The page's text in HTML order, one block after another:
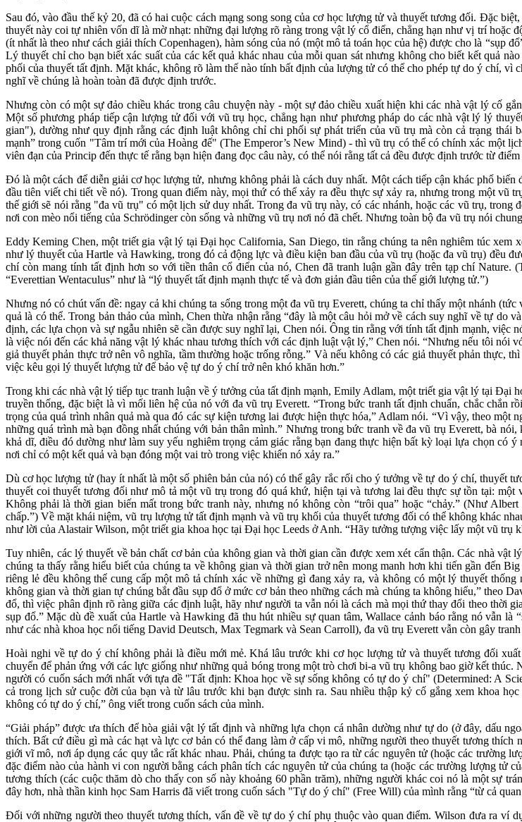
Sau đó, vào đầu thế kỷ 20, đã có hai cuộc cách mạng song song của cơ học lượng tử và thuyết tương đối. Đặc
thuyết này coi tự nhiên vốn dĩ là mờ nhạt: những đại lượng rõ ràng trong vật lý cổ điển, chẳng hạn như vị trí
(ít nhất là theo như cách giải thích Copenhagen), hàm sóng của nó (một mô tả toán học của hệ) được cho là “sụp
Lý thuyết chỉ cho bạn biết xác suất của các kết quả khác nhau của mỗi quan sát nhưng không cho biết kết quả
phối của thuyết tất định. Mặt khác, không rõ làm thế nào tính bất định của lượng tử có thể cho phép tự do ý chí,
nghĩ về chúng là hoàn toàn đã được định trước.
Nhưng còn có một sự đảo chiều khác trong câu chuyện này - một sự đảo chiều xuất hiện khi các nhà vật lý cố
Một số phương pháp tiếp cận lượng tử đối với vũ trụ học, chẳng hạn như phương pháp do các nhà vật lý lý
gian"), dường như quy định rằng các định luật không chỉ chi phối sự phát triển của vũ trụ mà còn cả trạng thái
mạnh” trong cuốn "Tâm trí mới của Hoàng đế" (The Emperor’s New Mind) - thì vũ trụ có thể có chính xác một
viên đạn của Princip đến thực tế rằng bạn hiện đang đọc câu này, có thể nói rằng tất cả đều được định trước từ
Đó là một cách để diễn giải cơ học lượng tử, nhưng không phải là cách duy nhất. Một cách tiếp cận khác phổ
đầu tiên viết chi tiết về nó). Trong quan điểm này, mọi thứ có thể xảy ra đều thực sự xảy ra, nhưng trong một
thế giới sẽ nói rằng "đa vũ trụ" có một lịch sử duy nhất. Trong đa vũ trụ này, có các nhánh, hoặc các vũ trụ,
nơi con mèo nổi tiếng của Schrödinger còn sống và những vũ trụ nơi nó đã chết. Nhưng toàn bộ đa vũ trụ nói
Eddy Keming Chen, một triết gia vật lý tại Đại học California, San Diego, tin rằng chúng ta nên nghiêm túc xem
như lý thuyết của Hartle và Hawking, trong đó cả động lực và điều kiện ban đầu của vũ trụ (hoặc đa vũ trụ) đều
chí còn mang tính tất định hơn so với tiền thân cổ điển của nó, Chen đã tranh luận gần đây trên tạp chí
“Everettian Wentaculus” như là “lý thuyết tất định mạnh thực tế và đơn giản đầu tiên của thế giới lượng tử.”)
Nhưng nó có chút vấn đề: ngay cả khi chúng ta sống trong một đa vũ trụ Everett, chúng ta chỉ thấy một nhánh
quả là có thể. Trong bản thảo của mình, Chen thừa nhận rằng “đây là một câu hỏi mở về cách suy nghĩ về tự do
định, các lựa chọn và sự ngẫu nhiên sẽ cần được suy nghĩ lại, Chen nói. Ông tin rằng với tính tất định mạnh, việc
là việc nói đến các khả năng vật lý khác nhau tương thích với các định luật vật lý,” Chen nói. “Nhưng nếu tôi nói
giả thuyết phản thực trở nên vô nghĩa, tầm thường hoặc trống rỗng.” Và nếu không có các giả thuyết phản thực,
việc kêu gọi lý thuyết lượng tử để bảo vệ tự do ý chí trở nên khó khăn hơn.”
Trong khi các nhà vật lý tiếp tục tranh luận về ý tưởng của tất định mạnh, Emily Adlam, một triết gia vật lý tại Đại
truyền thống, đặc biệt là vì mối liên hệ của nó với đa vũ trụ Everett. “Trong bức tranh tất định chuẩn, chắc
trọng của quá trình nhân quả mà qua đó các sự kiện tương lai được hiện thực hóa,” Adlam nói. “Vì vậy, theo
những quá trình mà bạn đồng nhất chúng với bản thân mình.” Nhưng trong bức tranh về đa vũ trụ Everett, bà
khả dĩ, điều đó dường như làm suy yếu nghiêm trọng cảm giác rằng bạn đang thực hiện bất kỳ loại lựa chọn có
nơi chỉ có một kết quả và bạn đóng một vai trò trong việc khiến nó xảy ra.”
Dù cơ học lượng tử (hay ít nhất là một số phiên bản của nó) có thể gây rắc rối cho ý tưởng về tự do ý chí, thuyết
thuyết coi thuyết tương đối như mô tả một vũ trụ trong đó quá khứ, hiện tại và tương lai đều thực sự tồn tại:
Không phải là thời gian biến mất trong bức tranh này, nhưng nó không còn “trôi qua” hoặc “chảy.” (Như
chấp.”) Về mặt khái niệm, vũ trụ lượng tử tất định mạnh và vũ trụ khối của thuyết tương đối có thể không khác
như lời của Alastair Wilson, một triết gia khoa học tại Đại học Leeds ở Anh. “Hãy tưởng tượng việc lấy một vũ trụ
Tuy nhiên, các lý thuyết về bản chất cơ bản của không gian và thời gian cần được xem xét cẩn thận. Các nhà
chúng ta thấy rằng hiểu biết của chúng ta về không gian và thời gian trở nên mong manh hơn khi tiến gần đến
riêng lẻ đều không thể cung cấp một mô tả chính xác về những gì đang xảy ra, và không có một lý thuyết
không gian và thời gian tự chúng bắt đầu sụp đổ ở mức cơ bản theo những cách mà chúng ta không hiểu,” theo
đổ, thì việc phân định rõ ràng giữa các định luật, hãy như người ta vẫn nói là cách mà mọi thứ thay đổi theo thời
sụp đổ.” Mặc dù đề xuất của Hartle và Hawking đã thu hút nhiều sự quan tâm, Wallace cảnh báo rằng nó vẫn
như các nhà khoa học nổi tiếng David Deutsch, Max Tegmark và Sean Carroll), đa vũ trụ Everett vẫn còn gây tranh
Hoài nghi về tự do ý chí không phải là điều mới mẻ. Khá lâu trước khi cơ học lượng tử và thuyết tương đối
chuyển để phản ứng với các lực giống như những quả bóng trong một trò chơi bi-a vũ trụ không bao giờ kết
người có cuốn sách mới nhất với tựa đề "Tất định: Khoa học về sự sống không có tự do ý chí" (Determined: A
cả trong lịch sử cuộc đời của bạn và từ lâu trước khi bạn được sinh ra. Sau nhiều thập kỷ cố gắng xem khoa
không có tự do ý chí,” ông viết trong cuốn sách của mình.
“Giải pháp” được ưa thích để hòa giải vật lý tất định và những lựa chọn cá nhân dường như tự do (ở đây, dấu
thích. Bất cứ điều gì mà các hạt và lực cơ bản có thể đang làm ở cấp vi mô, những người theo thuyết tương
giới vĩ mô, nơi áp dụng các quy tắc rất khác nhau. Phải, chúng ta được tạo ra từ các nguyên tử (hoặc các trường
đặc điểm nào của hành vi con người bằng cách phân tích các nguyên tử của chúng ta (hoặc các trường lượng tử
tương thích (các cuộc thăm dò cho thấy con số này khoảng 60 phần trăm), những người khác coi nó là một sự
đây hơn, nhà thần kinh học Sam Harris đã viết trong cuốn sách "Tự do ý chí" (Free Will) của mình rằng “từ cả
Đối với những người theo thuyết tương thích, vấn đề về tự do ý chí phụ thuộc vào quan điểm. Wilson đưa ra ví